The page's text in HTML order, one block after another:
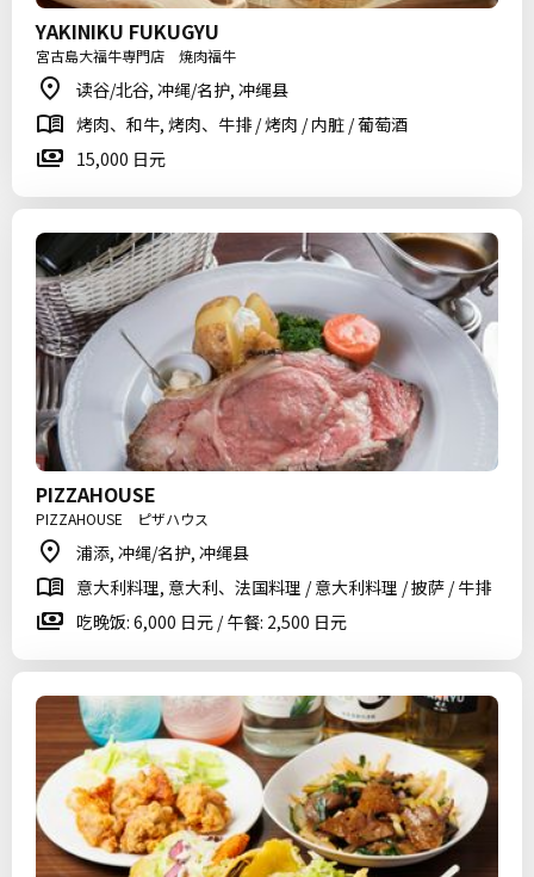
YAKINIKU FUKUGYU
宮古島大福牛専門店 焼肉福牛
读谷/北谷, 冲绳/名护, 冲绳县
烤肉、和牛, 烤肉、牛排 / 烤肉 / 内脏 / 葡萄酒
15,000 日元
PIZZAHOUSE
PIZZAHOUSE ピザハウス
浦添, 冲绳/名护, 冲绳县
意大利料理, 意大利、法国料理 / 意大利料理 / 披萨 / 牛排
吃晚饭: 6,000 日元 / 午餐: 2,500 日元